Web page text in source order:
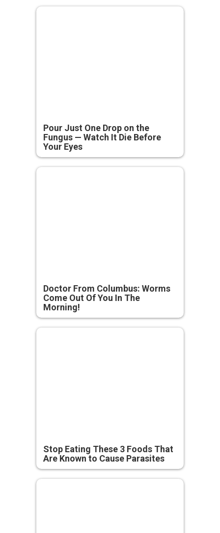
Pour Just One Drop on the
Fungus — Watch It Die Before
Your Eyes
Doctor From Columbus: Worms
Come Out Of You In The
Morning!
Stop Eating These 3 Foods That
Are Known to Cause Parasites